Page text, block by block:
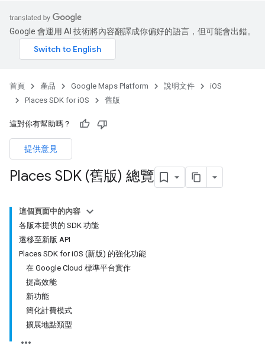
Google 會運用 AI 技術將內容翻譯成你偏好的語言，但可能會出錯。
首頁 產品 Google Maps Platform 說明文件
iOS
Places SDK for iOS
舊版
這對你有幫助嗎？
提供意見
Places SDK (舊版) 總覽
這個頁面中的內容
各版本提供的 SDK 功能
遷移至新版 API
Places SDK for iOS (新版) 的強化功能
在 Google Cloud 標準平台實作
提高效能
新功能
簡化計費模式
擴展地點類型